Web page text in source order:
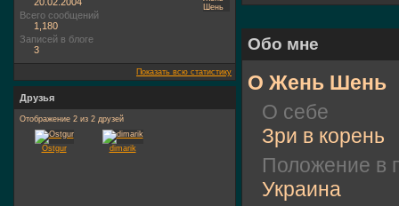
Обо мне
О Жень Шень
О себе
Зри в корень
Положение в
Украина
Всего сообщений
1,180
Записей в блоге
3
Показать всю статистику
Друзья
Отображение 2 из 2 друзей
Ostgur dimarik